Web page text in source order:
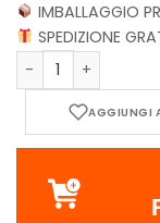
IMBALLAGGIO
SPEDIZIONE
Shaman King